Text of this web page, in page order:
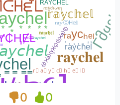
0 0